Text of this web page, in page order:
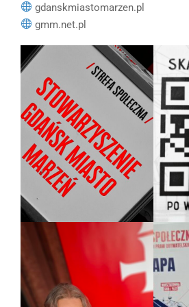
gdanskmiastomarzen.pl
gmm.net.pl